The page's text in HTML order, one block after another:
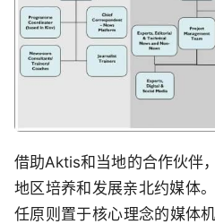
借助Aktis和当地的合作伙伴
地区培养和发展亲北约媒体
任原则置于核心理念的媒体